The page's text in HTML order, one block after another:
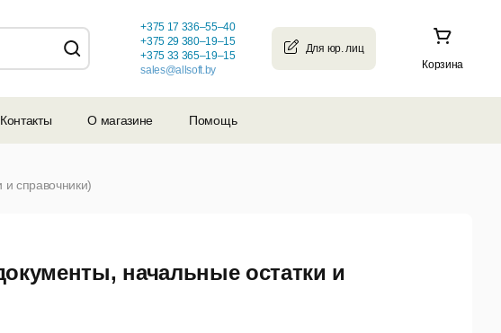
Корзина
+375 17 336–55–40
+375 29 380–19–15
+375 33 365–19–15
sales@allsoft.by
Контакты О магазине Помощь
справочники)
начальные остатки и